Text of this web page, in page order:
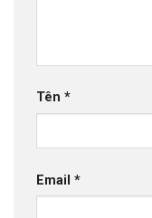
Tên *
Email *